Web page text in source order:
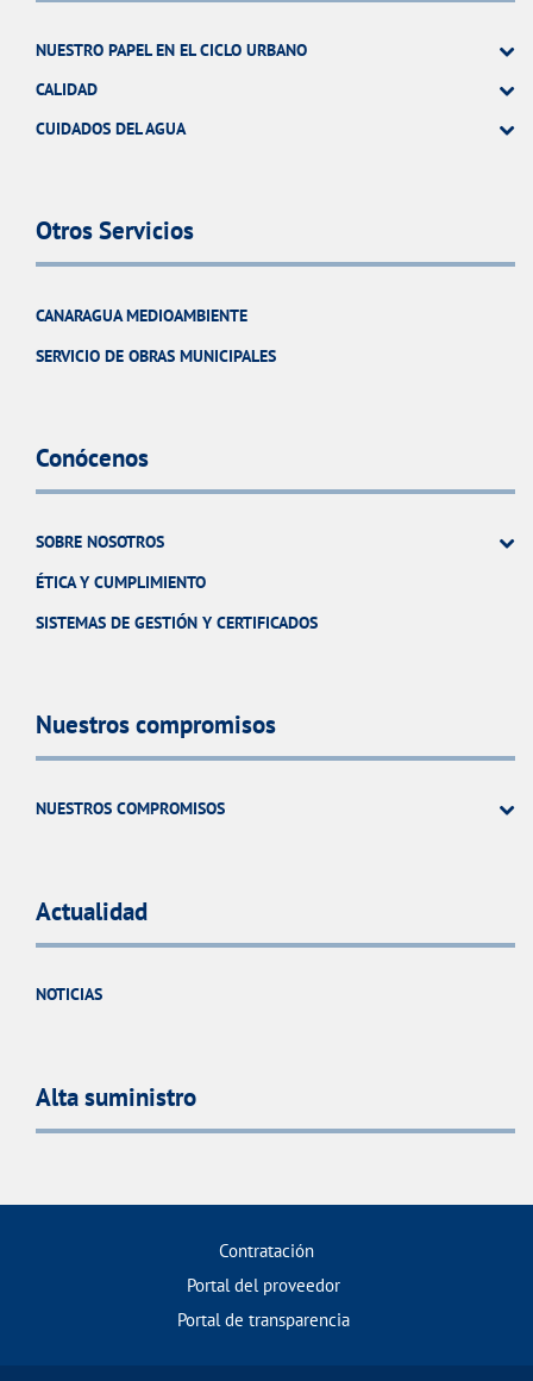
NUESTRO PAPEL EN EL CICLO URBANO
CALIDAD
CUIDADOS DEL AGUA
Otros Servicios
CANARAGUA MEDIOAMBIENTE
SERVICIO DE OBRAS MUNICIPALES
Conócenos
SOBRE NOSOTROS
ÉTICA Y CUMPLIMIENTO
SISTEMAS DE GESTIÓN Y CERTIFICADOS
Nuestros compromisos
NUESTROS COMPROMISOS
Actualidad
NOTICIAS
Alta suministro
Contratación
Portal del proveedor
Portal de transparencia